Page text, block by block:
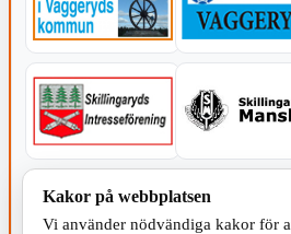
KOMMUNEN
Kakor på webbplatsen
Vi använder nödvändiga kakor för